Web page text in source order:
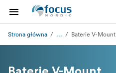
Strona główna ... Baterie V-Mount